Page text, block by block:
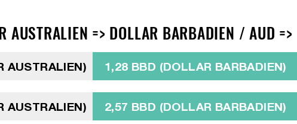
AUSTRALIEN => DOLLAR BARBADIEN / AUD
AUSTRALIEN) 1,28 BBD (DOLLAR BARBADIEN)
AUSTRALIEN) 2,57 BBD (DOLLAR BARBADIEN)